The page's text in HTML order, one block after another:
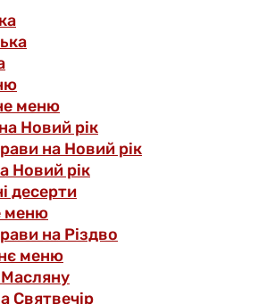
меню
Новий рік
на Новий рік
Новий рік
десерти
меню
на Різдво
меню
Святвечір